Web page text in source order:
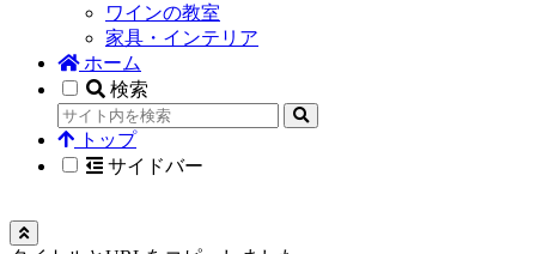
ワインの教室
家具・インテリア
ホーム
検索
トップ
サイドバー